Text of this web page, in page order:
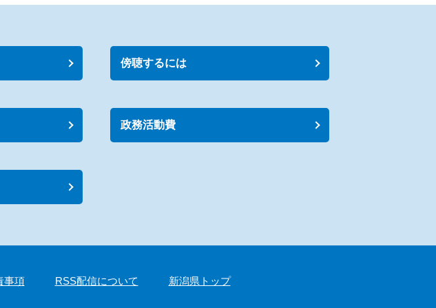
傍聴するには
政務活動費
事項 RSS配信について 新潟県トップ